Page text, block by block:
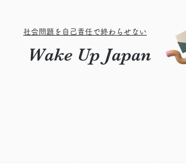
社会問題を自己責任で終わらせない
Wake Up Japan